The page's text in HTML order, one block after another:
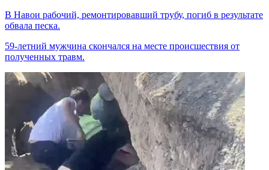
В Навои рабочий, ремонтировавший трубу, погиб в результате
обвала песка.
59-летний мужчина скончался на месте происшествия от
полученных травм.